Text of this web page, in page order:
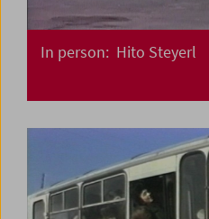
In person: Hito Steyerl